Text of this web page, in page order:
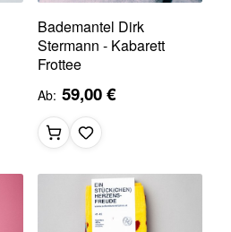
Bademantel Dirk
Stermann - Kabarett
Frottee
Ab 59,00 €